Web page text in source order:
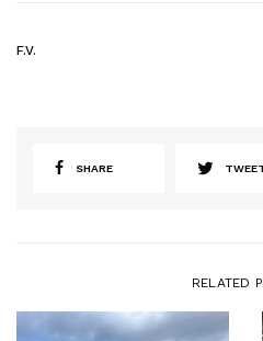
F.V.
SHARE
RELATED